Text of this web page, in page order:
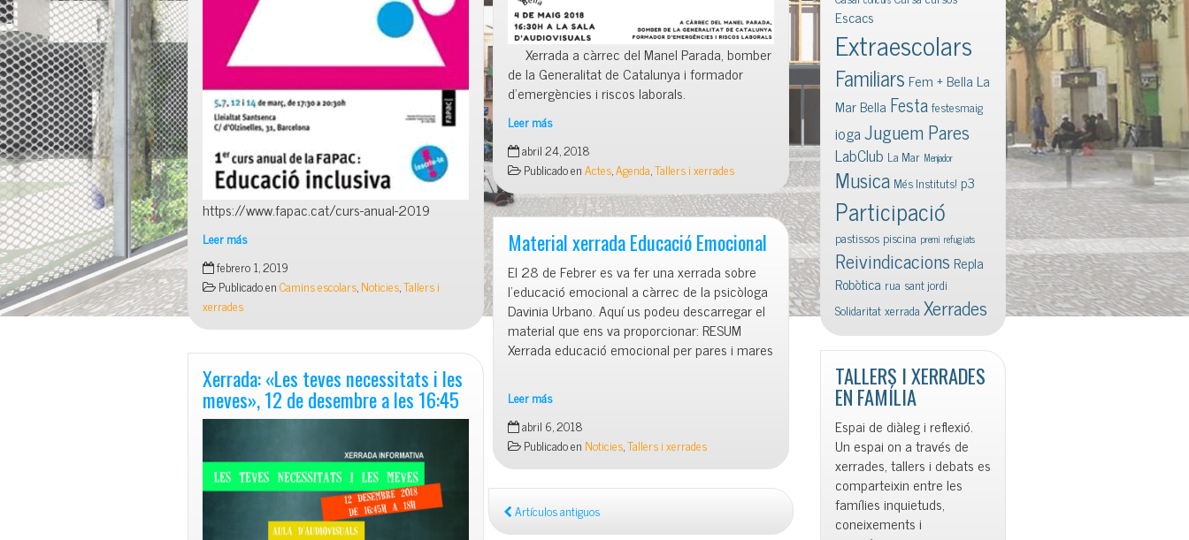
https://www.fapac.cat/curs-anual-2019
Leer más
Curs
de
la
Fapac
sobre
Educació
inclusiva,
obert
a
públics,
els
febrero 1, 2019
Publicado enCamins escolars,Noticies,Tallers i
xerrades
Xerrada: «Les teves necessitats i les
meves», 12 de desembre a les 16:45
Xerrada a càrrec del Manel Parada, bomber
de la Generalitat de Catalunya i formador
d’emergències i riscos laborals.
Leer más
Taller
familiar:
Primers
auxilis
i
seguretat
a
la
llar
abril 24, 2018
Publicado enActes,Agenda,Tallers i xerrades
Material xerrada Educació Emocional
El 28 de Febrer es va fer una xerrada sobre
l’educació emocional a càrrec de la psicòloga
Davinia Urbano. Aquí us podeu descarregar el
material que ens va proporcionar: RESUM
Xerrada educació emocional per pares i mares
Leer más
Material
xerrada
Educació
Emocional
abril 6, 2018
Publicado en Noticies,Tallers i xerrades
Artículos antiguos
Escacs
Extraescolars
Familiars Fem + Bella La
Mar Bella Festafestesmaig
iogaJuguem Pares
LabClub La Mar Menjador
Musica Més Instituts! p3
Participació
pastissos piscina premi refugiats
Reivindicacions Repla
Robòtica rua sant jordi
Solidaritatxerrada Xerrades
TALLERS I XERRADES
EN FAMÍLIA
Espai de diàleg i reflexió.
Un espai on a través de
xerrades, tallers i debats es
comparteixin entre les
famílies inquietuds,
coneixements i